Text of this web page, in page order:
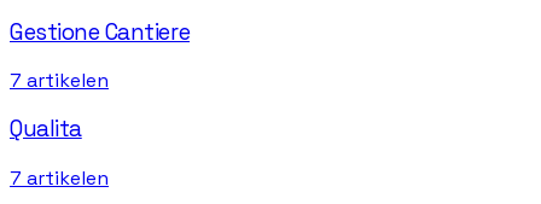
Gestione Cantiere
7 artikelen
Qualita
7 artikelen